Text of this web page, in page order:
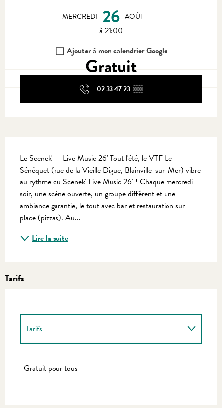
MERCREDI 26 AOÛT
à 21:00
Ajouter à mon calendrier Google
Gratuit
02 33 47 23 ▒▒
Le Scenek' — Live Music 26' Tout l'été, le VTF Le
Sénéquet (rue de la Vieille Digue, Blainville-sur-Mer) vibre
au rythme du Scenek' Live Music 26' ! Chaque mercredi
soir, une scène ouverte, un groupe différent et une
ambiance garantie, le tout avec bar et restauration sur
place (pizzas). Au...
Lire la suite
Tarifs
Tarifs
Gratuit pour tous
—